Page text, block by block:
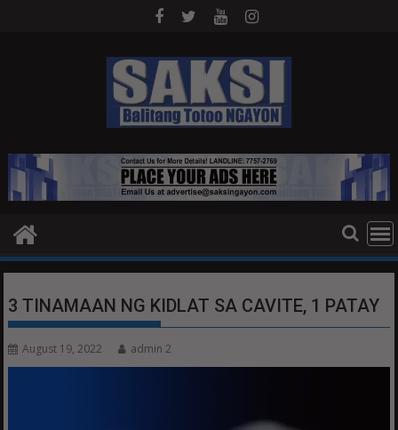
3 TINAMAAN NG KIDLAT SA CAVITE, 1 PATAY
August 19, 2022 admin 2